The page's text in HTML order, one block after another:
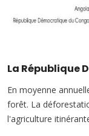
La République
En moyenne
forêt. La
l'agriculture